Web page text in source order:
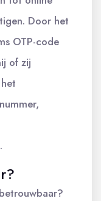
Door het
OTP-code
of zij